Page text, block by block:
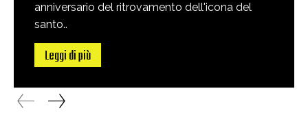
anniversario del ritrovamento dell'icona del
santo..
Leggi di più